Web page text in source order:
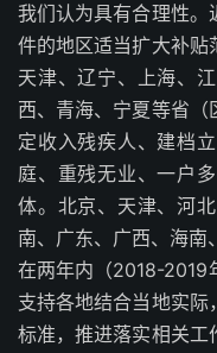
我们认为具有合理性。
件的地区适当扩大补贴
天津、辽宁、上海、
西、青海、宁夏等省（
定收入残疾人、建档
庭、重残无业、一户
体。北京、天津、河
南、广东、广西、海南
在两年内（2018-2019
支持各地结合当地实
标准，推进落实相关工